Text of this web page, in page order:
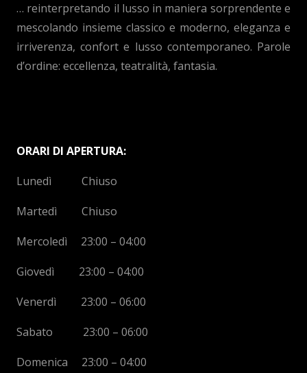
… reinterpretando il lusso in maniera sorprendente e
mescolando insieme classico e moderno, eleganza e
irriverenza, confort e lusso contemporaneo. Parole
d’ordine: eccellenza, teatralità, fantasia.
ORARI DI APERTURA:
Lunedì Chiuso
Martedì Chiuso
Mercoledì 23:00 – 04:00
Giovedì 23:00 – 04:00
Venerdì 23:00 – 06:00
Sabato 23:00 – 06:00
Domenica 23:00 – 04:00